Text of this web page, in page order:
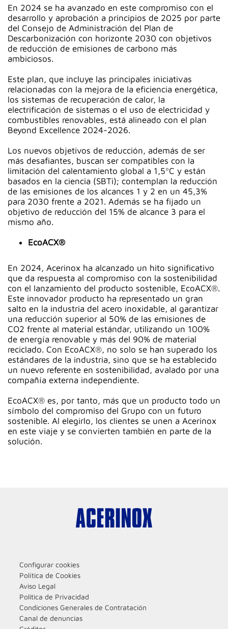
En 2024 se ha avanzado en este compromiso con el
desarrollo y aprobación a principios de 2025 por parte
del Consejo de Administración del Plan de
Descarbonización con horizonte 2030 con objetivos
de reducción de emisiones de carbono más
ambiciosos.
Este plan, que incluye las principales iniciativas
relacionadas con la mejora de la eficiencia energética,
los sistemas de recuperación de calor, la
electrificación de sistemas o el uso de electricidad y
combustibles renovables, está alineado con el plan
Beyond Excellence 2024-2026.
Los nuevos objetivos de reducción, además de ser
más desafiantes, buscan ser compatibles con la
limitación del calentamiento global a 1,5ºC y están
basados en la ciencia (SBTi); contemplan la reducción
de las emisiones de los alcances 1 y 2 en un 45,3%
para 2030 frente a 2021. Además se ha fijado un
objetivo de reducción del 15% de alcance 3 para el
mismo año.
EcoACX®
En 2024, Acerinox ha alcanzado un hito significativo
que da respuesta al compromiso con la sostenibilidad
con el lanzamiento del producto sostenible, EcoACX®.
Este innovador producto ha representado un gran
salto en la industria del acero inoxidable, al garantizar
una reducción superior al 50% de las emisiones de
CO2 frente al material estándar, utilizando un 100%
de energía renovable y más del 90% de material
reciclado. Con EcoACX®, no solo se han superado los
estándares de la industria, sino que se ha establecido
un nuevo referente en sostenibilidad, avalado por una
compañía externa independiente.
EcoACX® es, por tanto, más que un producto todo un
símbolo del compromiso del Grupo con un futuro
sostenible. Al elegirlo, los clientes se unen a Acerinox
en este viaje y se convierten también en parte de la
solución.
Configurar cookies
Política de Cookies
Aviso Legal
Politica de Privacidad
Condiciones Generales de Contratación
Canal de denuncias